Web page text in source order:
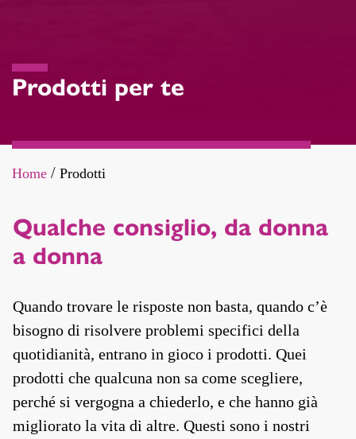
Prodotti per te
Home / Prodotti
Qualche consiglio, da donna
a donna
Quando trovare le risposte non basta, quando c’è
bisogno di risolvere problemi specifici della
quotidianità, entrano in gioco i prodotti. Quei
prodotti che qualcuna non sa come scegliere,
perché si vergogna a chiederlo, e che hanno già
migliorato la vita di altre. Questi sono i nostri